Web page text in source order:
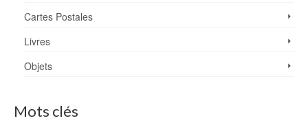
Cartes Postales
Livres
Objets
Mots clés